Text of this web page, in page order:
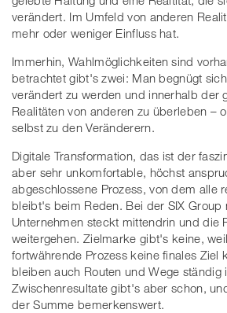
verändert. Im Umfeld von anderen
mehr oder weniger Einfluss hat.
Immerhin, Wahlmöglichkeiten sind
betrachtet gibt's zwei: Man begnügt
verändert zu werden und innerhalb der
Realitäten von anderen zu überleben –
selbst zu den Veränderern.
Digitale Transformation, das ist der
aber sehr unkomfortable, höchst
abgeschlossene Prozess, von dem alle
bleibt's beim Reden. Bei der SIX Group
Unternehmen steckt mittendrin und die
weitergehen. Zielmarke gibt's keine,
fortwährende Prozess keine finales Ziel
bleiben auch Routen und Wege ständig
Zwischenresultate gibt's aber schon,
der Summe bemerkenswert.